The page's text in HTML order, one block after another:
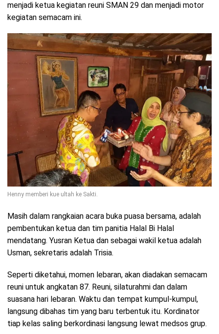
menjadi ketua kegiatan reuni SMAN 29 dan menjadi motor
kegiatan semacam ini.
Henny memberi kue ultah ke Sakti.
Masih dalam rangkaian acara buka puasa bersama, adalah
pembentukan ketua dan tim panitia Halal Bi Halal
mendatang. Yusran Ketua dan sebagai wakil ketua adalah
Usman, sekretaris adalah Trisia.
Seperti diketahui, momen lebaran, akan diadakan semacam
reuni untuk angkatan 87. Reuni, silaturahmi dan dalam
suasana hari lebaran. Waktu dan tempat kumpul-kumpul,
langsung dibahas tim yang baru terbentuk itu. Kordinator
tiap kelas saling berkordinasi langsung lewat medsos grup.